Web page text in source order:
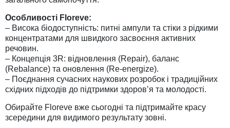
Особливості Floreve:
– Висока біодоступність: питні ампули та стіки з рідкими
концентратами для швидкого засвоєння активних
речовин.
– Концепція 3R: відновлення (Repair), баланс
(Rebalance) та оновлення (Re-energize).
– Поєднання сучасних наукових розробок і традиційних
східних підходів до підтримки здоров’я та молодості.
Обирайте Floreve вже сьогодні та підтримайте красу
зсередини для видимого результату зовні.